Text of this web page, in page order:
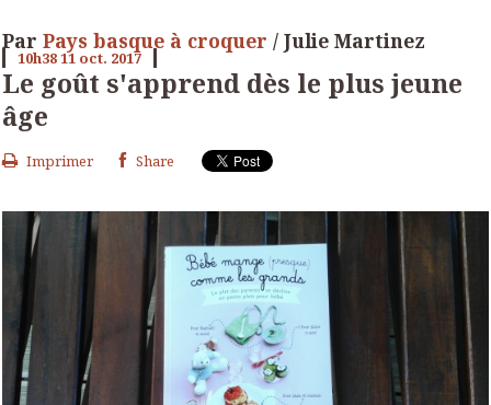
Par Pays basque à croquer / Julie Martinez
10h3811 oct. 2017
Le goût s'apprend dès le plus jeune
âge
Imprimer Share